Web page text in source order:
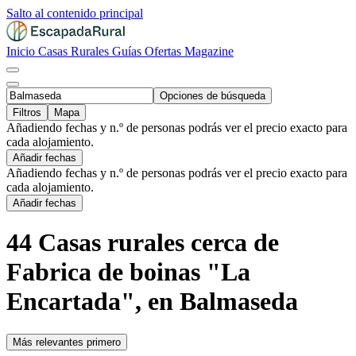
Salto al contenido principal
Inicio Casas Rurales Guías Ofertas Magazine
Opciones de búsqueda
Filtros
Mapa
Añadiendo fechas y n.º de personas podrás ver el precio exacto para
cada alojamiento.
Añadir fechas
Añadiendo fechas y n.º de personas podrás ver el precio exacto para
cada alojamiento.
Añadir fechas
44 Casas rurales cerca de
Fabrica de boinas "La
Encartada", en Balmaseda
Más relevantes primero